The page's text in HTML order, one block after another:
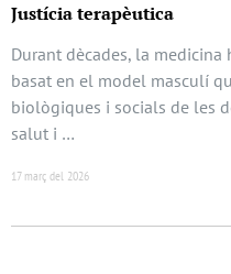
Justícia terapèutica
Durant dècades, la
basat en el model masculí
biològiques i socials de les
salut i …
17 març del 2026